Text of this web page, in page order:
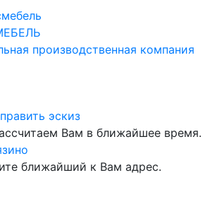
производственная компания
эскиз
Вам в ближайшее время.
ближайший к Вам адрес.